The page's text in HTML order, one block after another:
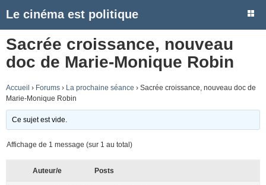
Le cinéma est politique
Sacrée croissance, nouveau
doc de Marie-Monique Robin
Accueil › Forums › La prochaine séance › Sacrée croissance, nouveau doc de
Marie-Monique Robin
Ce sujet est vide.
Affichage de 1 message (sur 1 au total)
Auteur/e Posts